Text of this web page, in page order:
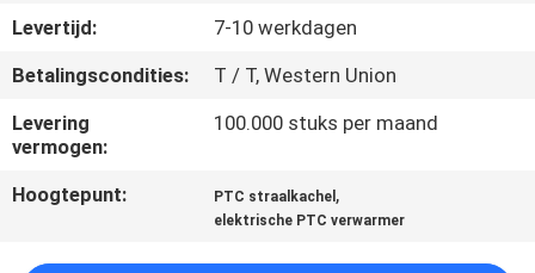
OFFERTE
AANVRAGEN
Levertijd:
7-10 werkdagen
Betalingscondities:
T / T, Western Union
Levering
vermogen:
100.000 stuks per maand
Hoogtepunt: PTC straalkachel ,
elektrische PTC verwarmer